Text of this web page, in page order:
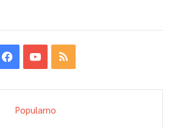
Popularno